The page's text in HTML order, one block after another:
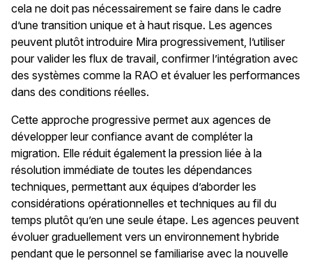
cela ne doit pas nécessairement se faire dans le cadre
d’une transition unique et à haut risque. Les agences
peuvent plutôt introduire Mira progressivement, l’utiliser
pour valider les flux de travail, confirmer l’intégration avec
des systèmes comme la RAO et évaluer les performances
dans des conditions réelles.
Cette approche progressive permet aux agences de
développer leur confiance avant de compléter la
migration. Elle réduit également la pression liée à la
résolution immédiate de toutes les dépendances
techniques, permettant aux équipes d’aborder les
considérations opérationnelles et techniques au fil du
temps plutôt qu’en une seule étape. Les agences peuvent
évoluer graduellement vers un environnement hybride
pendant que le personnel se familiarise avec la nouvelle